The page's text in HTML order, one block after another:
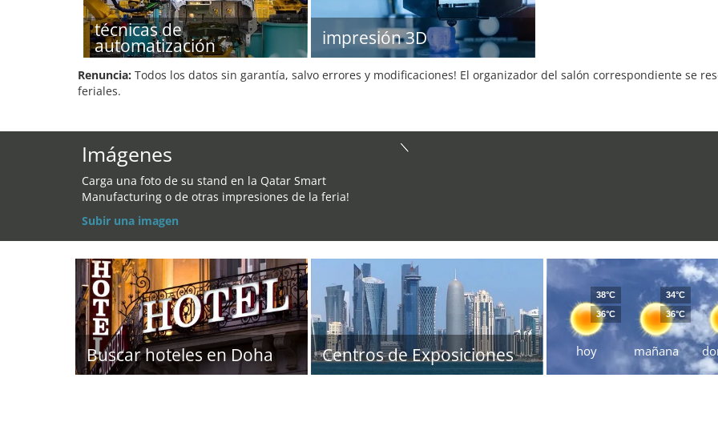
técnicas de
automatización impresión 3D
Renuncia: Todos los datos sin garantía, salvo errores y modificaciones! El organizador del salón correspondiente se
feriales.
Imágenes
Carga una foto de su stand en la Qatar Smart
Manufacturing o de otras impresiones de la feria!
Subir una imagen
Buscar hoteles en Doha Centros de Exposiciones hoy
38°C
36°C
mañana
34°C
36°C